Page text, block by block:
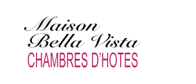
content